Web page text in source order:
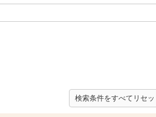
検索条件をすべてリセッ